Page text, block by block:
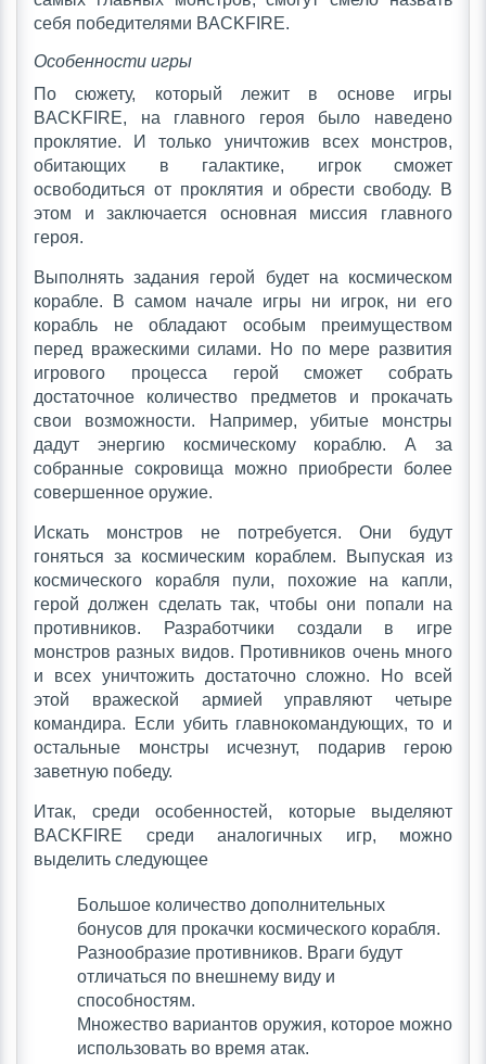
себя победителями BACKFIRE.
Особенности игры
По сюжету, который лежит в основе игры
BACKFIRE, на главного героя было наведено
проклятие. И только уничтожив всех монстров,
обитающих в галактике, игрок сможет
освободиться от проклятия и обрести свободу. В
этом и заключается основная миссия главного
героя.
Выполнять задания герой будет на космическом
корабле. В самом начале игры ни игрок, ни его
корабль не обладают особым преимуществом
перед вражескими силами. Но по мере развития
игрового процесса герой сможет собрать
достаточное количество предметов и прокачать
свои возможности. Например, убитые монстры
дадут энергию космическому кораблю. А за
собранные сокровища можно приобрести более
совершенное оружие.
Искать монстров не потребуется. Они будут
гоняться за космическим кораблем. Выпуская из
космического корабля пули, похожие на капли,
герой должен сделать так, чтобы они попали на
противников. Разработчики создали в игре
монстров разных видов. Противников очень много
и всех уничтожить достаточно сложно. Но всей
этой вражеской армией управляют четыре
командира. Если убить главнокомандующих, то и
остальные монстры исчезнут, подарив герою
заветную победу.
Итак, среди особенностей, которые выделяют
BACKFIRE среди аналогичных игр, можно
выделить следующее
Большое количество дополнительных
бонусов для прокачки космического корабля.
Разнообразие противников. Враги будут
отличаться по внешнему виду и
способностям.
Множество вариантов оружия, которое можно
использовать во время атак.